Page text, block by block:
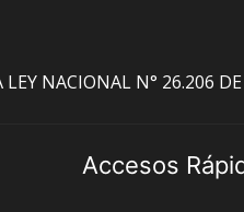
NACIONAL N° 26.206
Accesos